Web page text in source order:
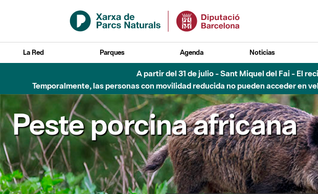
Saltar al contenido principal
La Red Parques Agenda Noticias
A partir del 31 de julio - Sant Miquel del Fai - El
Temporalmente, las personas con movilidad reducida no pueden acceder en
Peste porcina africana